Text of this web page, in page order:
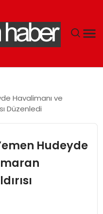
Havalimanı ve
Düzenledi
Hudeyde